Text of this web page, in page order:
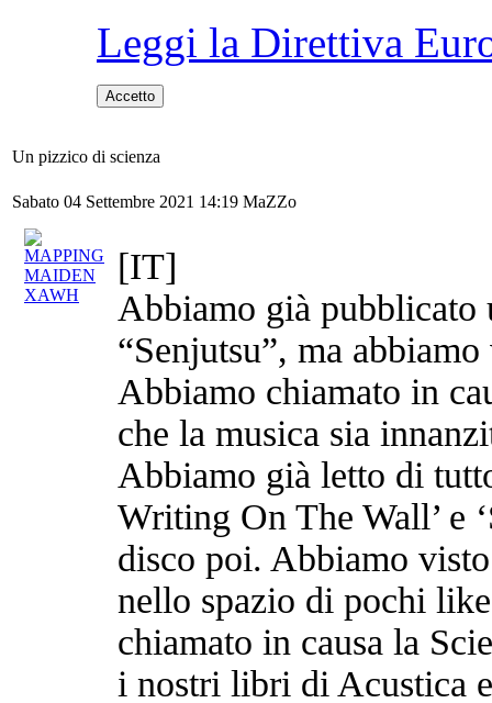
Leggi la Direttiva
Accetto
Un pizzico di scienza
Sabato 04 Settembre 2021 14:19 MaZZo
[IT]
Abbiamo già pubblicato
“Senjutsu”, ma
Abbiamo chiamato in
che la musica sia
Abbiamo già letto di
Writing On The Wall’ e
disco poi. Abbiamo
nello spazio di pochi
chiamato in causa la
i nostri libri di Acustica